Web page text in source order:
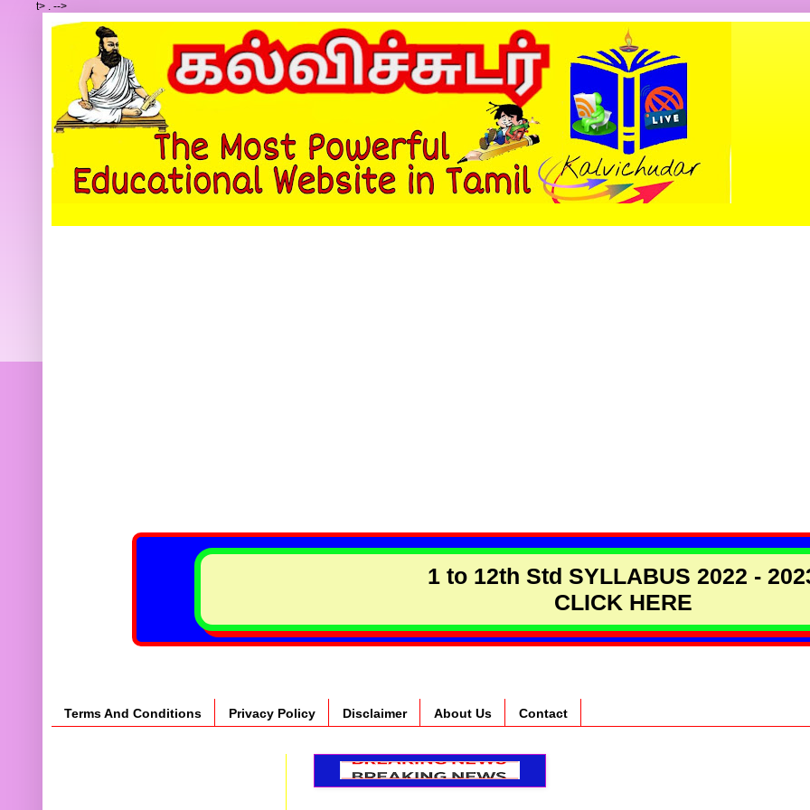
t> . -->
1 to 12th Std SYLLABUS 2022 -
CLICK HERE
Terms And Conditions Privacy Policy Disclaimer About Us Contact